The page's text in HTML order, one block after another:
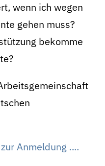
wenn ich wegen
gehen muss?
bekomme
Anmeldung ....